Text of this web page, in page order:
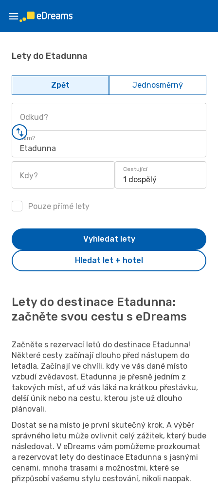
Lety do Etadunna
Zpět Jednosměrný
Odkud?
Kam?
Etadunna
Kdy?
Cestující
1 dospělý
Pouze přímé lety
Hledat let + hotel
Vyhledat lety
Lety do destinace Etadunna:
začněte svou cestu s eDreams
Začněte s rezervací letů do destinace Etadunna!
Některé cesty začínají dlouho před nástupem do
letadla. Začínají ve chvíli, kdy ve vás dané místo
vzbudí zvědavost. Etadunna je přesně jedním z
takových míst, ať už vás láká na krátkou přestávku,
delší únik nebo na cestu, kterou jste už dlouho
plánovali.
Dostat se na místo je první skutečný krok. A výběr
správného letu může ovlivnit celý zážitek, který bude
následovat. V eDreams vám pomůžeme prozkoumat
a rezervovat lety do destinace Etadunna s jasnými
cenami, mnoha trasami a možnostmi, které se
přizpůsobí vašemu stylu cestování, nikoli naopak.